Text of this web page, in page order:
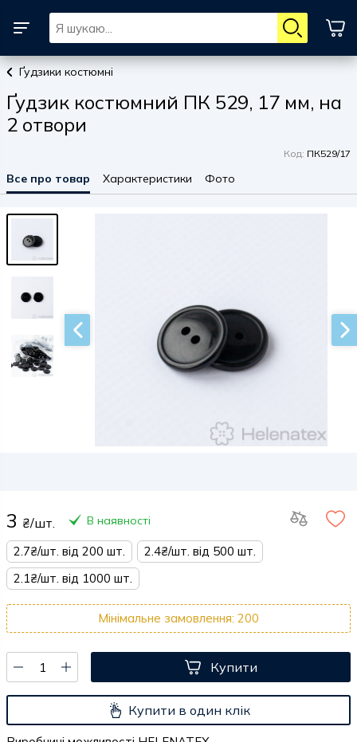
Ґудзики костюмні
Ґудзик костюмний ПК 529, 17 мм, на
2 отвори
Код: ПК529/17
Все про товар Характеристики Фото
3 ₴/шт. В наявності
2.7₴/шт. від 200 шт.
2.4₴/шт. від 500 шт.
2.1₴/шт. від 1000 шт.
Мінімальне замовлення: 200
Купити
Купити в один клік